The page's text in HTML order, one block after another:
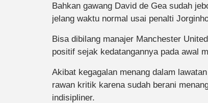
Bahkan gawang David de Gea sudah
jelang waktu normal usai penalti
Bisa dibilang manajer Manchester
positif sejak kedatangannya pada awal
Akibat kegagalan menang dalam
rawan kritik karena sudah berani
indisipliner.